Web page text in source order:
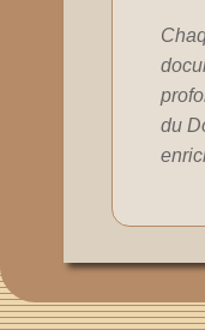
du